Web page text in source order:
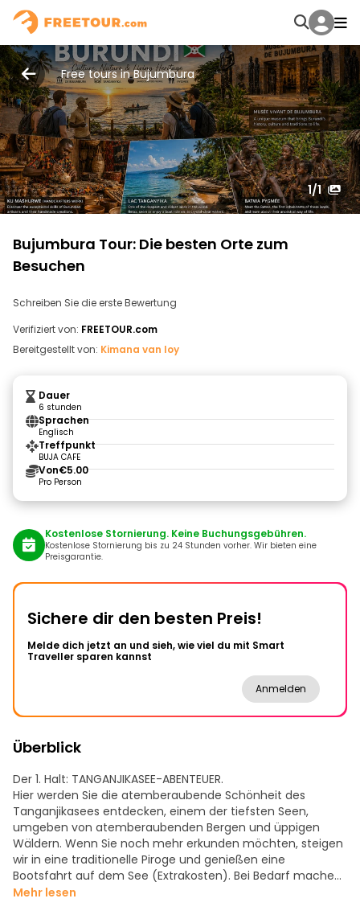
Free tours in Bujumbura
1/1
Bujumbura Tour: Die besten Orte zum
Besuchen
Schreiben Sie die erste Bewertung
Verifiziert von: FREETOUR.com
Bereitgestellt von: Kimana van loy
Dauer
6 stunden
Sprachen
Englisch
Treffpunkt
BUJA CAFE
Von€5.00
Pro Person
Kostenlose Stornierung. Keine Buchungsgebühren.
Kostenlose Stornierung bis zu 24 Stunden vorher. Wir bieten eine
Preisgarantie.
Sichere dir den besten Preis!
Melde dich jetzt an und sieh, wie viel du mit Smart
Traveller sparen kannst
Anmelden
Überblick
Der 1. Halt: TANGANJIKASEE-ABENTEUER.
Hier werden Sie die atemberaubende Schönheit des
Tanganjikasees entdecken, einem der tiefsten Seen,
umgeben von atemberaubenden Bergen und üppigen
Wäldern. Wenn Sie noch mehr erkunden möchten, steigen
wir in eine traditionelle Piroge und genießen eine
Bootsfahrt auf dem See (Extrakosten). Bei Bedarf machen
wir eine Pause in einem der Restaurants am See, um den
Mehr lesen